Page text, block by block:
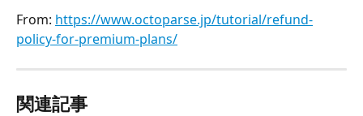
From: https://www.octoparse.jp/tutorial/refund-
policy-for-premium-plans/
関連記事